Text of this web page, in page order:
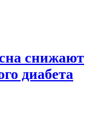
снижают
диабета